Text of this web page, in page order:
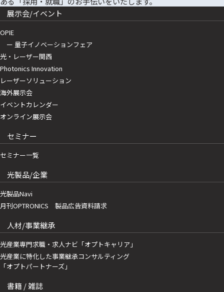
展示会/イベント
OPIE
ー 量子イノベーションフェア
光・レーザー関西
Photonics Innovation
レーザーソリューション
海外展示会
イベントカレンダー
オンライン展示会
セミナー
セミナー一覧
光製品/企業
光製品Navi
月刊OPTRONICS 製品広告資料請求
人材/事業継承
光産業専門求職・求人ナビ「オプトキャリア」
光産業に特化した事業継承コンサルティング
「オプトパートナーズ」
書籍 / 雑誌